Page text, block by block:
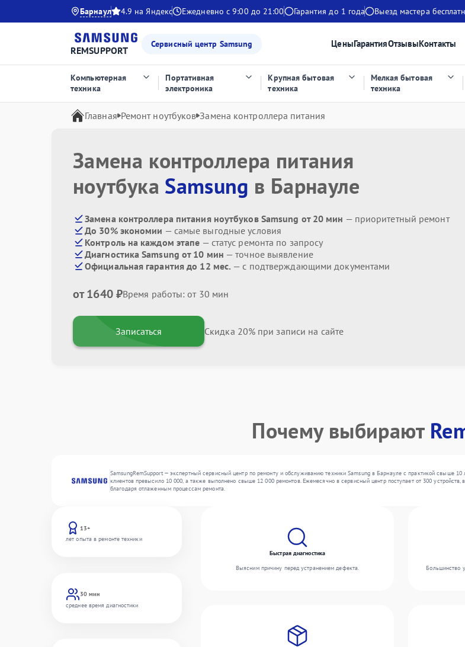
Барнаул 4.9 на Яндекс Ежедневно с 9:00 до 21:00 Гарантия до 1 года Выезд мастера
REMSUPPORT
Сервисный центр Samsung ЦеныГарантияОтзывыКонтакты
Компьютерная
техника
Портативная
электроника
Крупная бытовая
техника
Мелкая бытовая
техника
Главная Ремонт ноутбуков Замена контроллера питания
Замена контроллера питания
ноутбука Samsung в Барнауле
Замена контроллера питания ноутбуков Samsung от 20 мин — приоритетный ремонт
До 30% экономии — самые выгодные условия
Контроль на каждом этапе — статус ремонта по запросу
Диагностика Samsung от 10 мин — точное выявление
Официальная гарантия до 12 мес. — с подтверждающими документами
от 1640 ₽Время работы: от 30 мин
Записаться Скидка 20% при записи на сайте
Почему выбирают
SamsungRemSupport — экспертный сервисный центр по ремонту и обслуживанию техники Samsung в Барнауле с практикой свыше
клиентов превысило 10 000, а также выполнено свыше 12 000 ремонтов. Ежемесячно в сервисный центр поступает от 300
благодаря отлаженным процессам ремонта.
13+
лет опыта в ремонте техники
30 мин
среднее время диагностики
Быстрая диагностика
Выясним причину перед устранением дефекта.
Большинство